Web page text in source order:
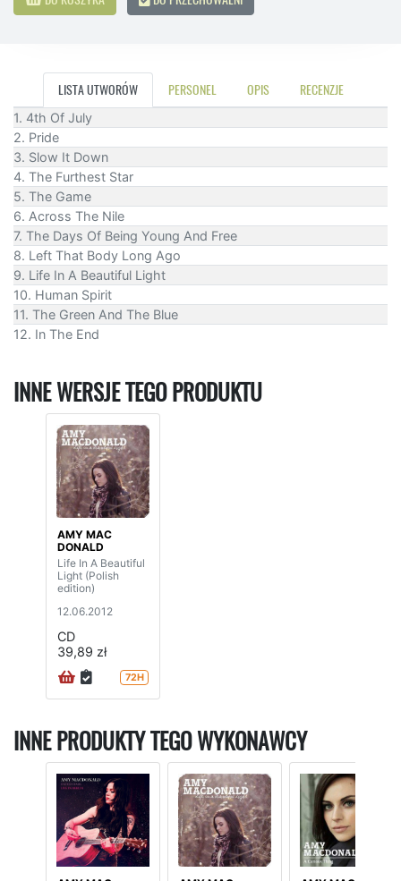
LISTA UTWORÓW PERSONEL OPIS RECENZJE
1. 4th Of July
2. Pride
3. Slow It Down
4. The Furthest Star
5. The Game
6. Across The Nile
7. The Days Of Being Young And Free
8. Left That Body Long Ago
9. Life In A Beautiful Light
10. Human Spirit
11. The Green And The Blue
12. In The End
INNE WERSJE TEGO PRODUKTU
AMY MAC
DONALD
Life In A Beautiful
Light (Polish
edition)
12.06.2012
CD
39,89 zł
72H
INNE PRODUKTY TEGO WYKONAWCY